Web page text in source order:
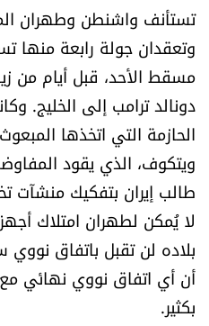
كتّابنا
تحت المجهر
آراء
اقتصاد
العالم
الصحافة الإسرائيلية
تستأنف واشنطن وطهران
وتعقدان جولة رابعة منها
مسقط الأحد، قبل أيام من
دونالد ترامب إلى الخليج.
الحازمة التي اتخذها
ويتكوف، الذي يقود
طالب إيران بتفكيك منشآت
لا يُمكن لطهران امتلاك
بلاده لن تقبل باتفاق
أن أي اتفاق نووي نهائي
بكثير.